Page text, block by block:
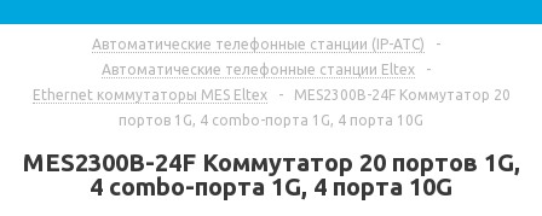
Автоматические телефонные станции (IP-АТС)
-
Автоматические телефонные станции Eltex
-
Ethernet коммутаторы MES Eltex
-
MES2300B-24F Коммутатор 20
портов 1G, 4 combo-порта 1G, 4 порта 10G
MES2300B-24F Коммутатор 20 портов 1G,
4 combo-порта 1G, 4 порта 10G